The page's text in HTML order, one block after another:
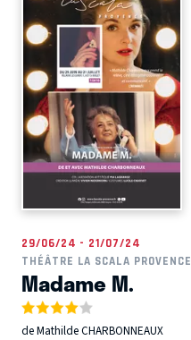
29/06/24 - 21/07/24
THÉÂTRE LA SCALA PROVENCE
Madame M.
de Mathilde CHARBONNEAUX